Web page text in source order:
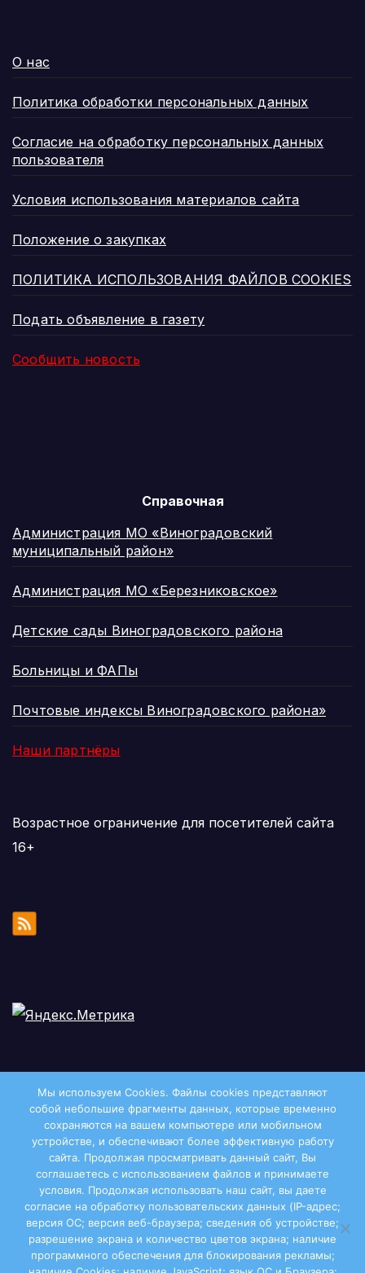
О нас
Политика обработки персональных данных
Согласие на обработку персональных данных
пользователя
Условия использования материалов сайта
Положение о закупках
ПОЛИТИКА ИСПОЛЬЗОВАНИЯ ФАЙЛОВ COOKIES
Подать объявление в газету
Сообщить новость
Справочная
Администрация МО «Виноградовский
муниципальный район»
Администрация МО «Березниковское»
Детские сады Виноградовского района
Больницы и ФАПы
Почтовые индексы Виноградовского района»
Наши партнёры
Возрастное ограничение для посетителей сайта
16+
Двиноважье
Мы используем Cookies. Файлы сookies представляют
собой небольшие фрагменты данных, которые временно
сохраняются на вашем компьютере или мобильном
устройстве, и обеспечивают более эффективную работу
сайта. Продолжая просматривать данный сайт, Вы
соглашаетесь с использованием файлов и принимаете
условия. Продолжая использовать наш сайт, вы даете
согласие на обработку пользовательских данных (IP-адрес;
версия ОС; версия веб-браузера; сведения об устройстве;
разрешение экрана и количество цветов экрана; наличие
программного обеспечения для блокирования рекламы;